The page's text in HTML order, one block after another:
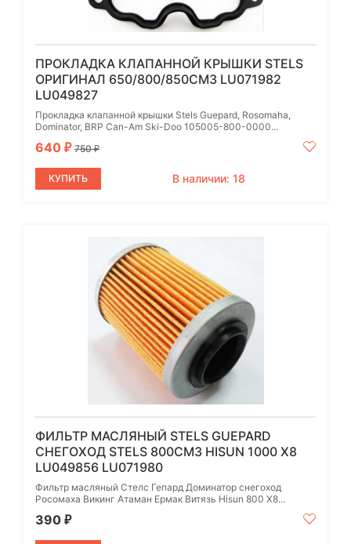
ПРОКЛАДКА КЛАПАННОЙ КРЫШКИ STELS
ОРИГИНАЛ 650/800/850СМ3 LU071982
LU049827
Прокладка клапанной крышки Stels Guepard, Rosomaha,
Dominator, BRP Can-Am Ski-Doo 105005-800-0000...
640 ₽ 750₽
КУПИТЬ В наличии: 18
ФИЛЬТР МАСЛЯНЫЙ STELS GUEPARD
СНЕГОХОД STELS 800СМ3 HISUN 1000 X8
LU049856 LU071980
Фильтр масляный Стелс Гепард Доминатор снегоход
Росомаха Викинг Атаман Ермак Витязь Hisun 800 X8...
390 ₽